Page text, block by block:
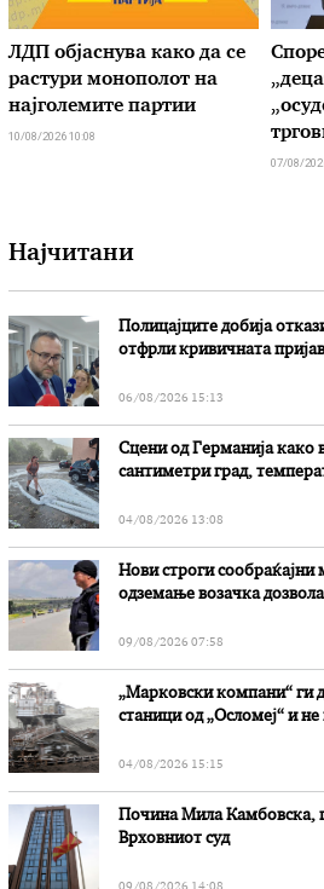
ЛДП објаснува како да се
растури монополот на
најголемите партии
10/08/2026 10:08
07/08/
Најчитани
Полицајците добија
отфрли кривичната
06/08/2026 15:13
Сцени од Германија како
сантиметри град,
04/08/2026 13:08
Нови строги сообраќајни
одземање возачка
09/08/2026 07:58
„Марковски компани“ ги
станици од „Осломеј“ и
04/08/2026 15:15
Почина Мила Камбовска,
Врховниот суд